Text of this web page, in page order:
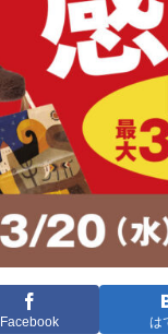
Facebook は